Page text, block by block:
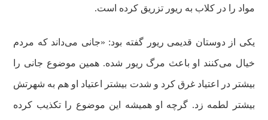
مواد را در کلاب به ریور تزریق کرده است.
یکی از دوستان قدیمی ریور گفته بود: «جانی می‌داند که مردم
خیال می‌کنند او باعث مرگ ریور شده. همین موضوع جانی را
بیشتر در اعتیاد غرق کرد و شدت بیشتر اعتیاد او هم به شهرتش
بیشتر لطمه زد. گرچه او همیشه این موضوع را تکذیب کرده